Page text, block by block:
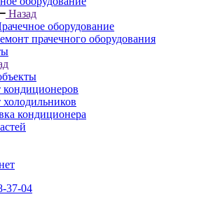
Назад
оборудование
прачечного оборудования
кондиционеров
кондиционера
37-04